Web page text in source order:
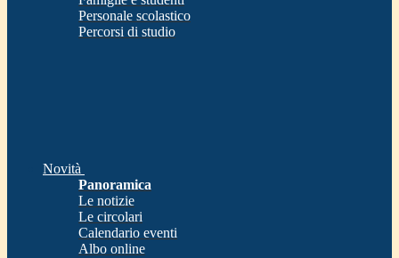
Personale scolastico
Percorsi di studio
Novità
Panoramica
Le notizie
Le circolari
Calendario eventi
Albo online